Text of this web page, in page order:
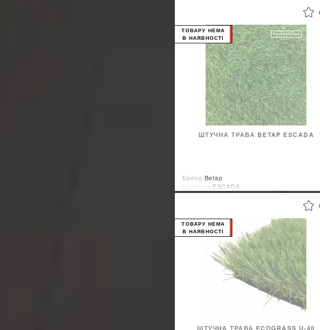
ШТУЧНА ТРАВА BETAP ESCADA
ТОВАРУ НЕМА
В НАЯВНОСТІ
Бренд:Betap
Колекція:ESCADA
Країна-виробник:Голландия
ШТУЧНА ТРАВА ECOGRASS U-40
ТОВАРУ НЕМА
В НАЯВНОСТІ